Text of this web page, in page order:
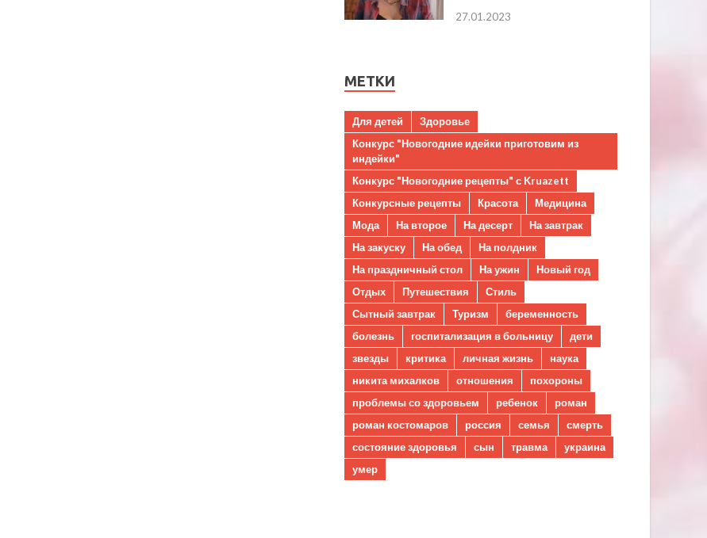
27.01.2023
МЕТКИ
Для детей
Здоровье
Конкурс "Новогодние идейки приготовим из
индейки"
Конкурс "Новогодние рецепты" с Kruazett
Конкурсные рецепты
Красота
Медицина
Мода
На второе На десерт
На завтрак
На закуску
На обед
На полдник
На праздничный стол
На ужин
Новый год
Отдых
Путешествия
Стиль
Сытный завтрак
Туризм
беременность
болезнь
госпитализация в больницу
дети
звезды
критика личная жизнь
наука
никита михалков
отношения
похороны
проблемы со здоровьем
ребенок
роман
роман костомаров
россия семья
смерть
состояние здоровья
сын травма
украина
умер